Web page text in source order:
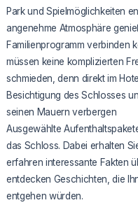
Park und Spielmöglichkeiten
angenehme Atmosphäre
Familienprogramm verbinden
müssen keine komplizierten
schmieden, denn direkt im
Besichtigung des Schlosses
seinen Mauern verbergen
Ausgewählte
das Schloss. Dabei erhalten
erfahren interessante Fakten
entdecken Geschichten, die
entgehen würden.